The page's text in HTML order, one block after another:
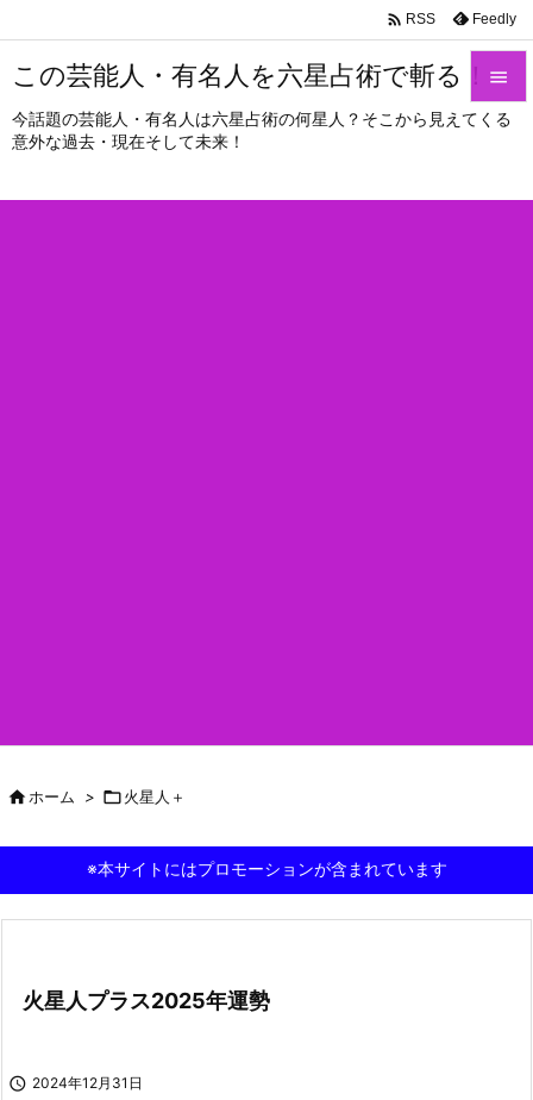
この芸能人・有名人を六星占術で斬る！
今話題の芸能人・有名人は六星占術の何星人？そこから見えてくる
意外な過去・現在そして未来！


 RSS Feedly
ホーム > 火星人＋
※本サイトにはプロモーションが含まれています
火星人プラス2025年運勢
 2024年12月31日